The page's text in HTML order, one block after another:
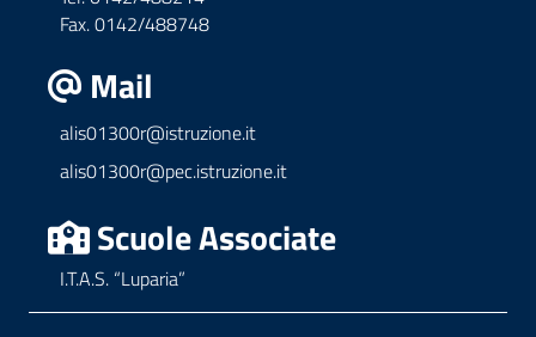
Fax. 0142/488748
Mail
alis01300r@istruzione.it
alis01300r@pec.istruzione.it
Scuole Associate
I.T.A.S. “Luparia”